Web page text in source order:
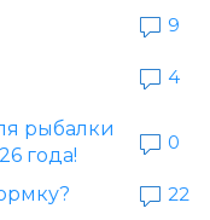
9
4
рыбалки
года!
0
22